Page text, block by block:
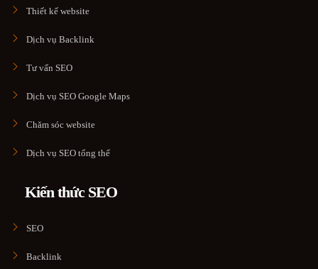
Thiết kế website
Dịch vụ Backlink
Tư vấn SEO
Dịch vụ SEO Google Maps
Chăm sóc website
Dịch vụ SEO tổng thể
Kiến thức SEO
SEO
Backlink